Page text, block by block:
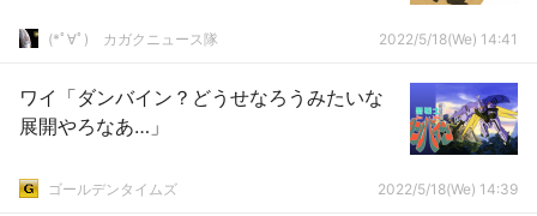
(*ﾟ∀ﾟ)ゞカガクニュース隊 2022/5/18(We) 14:41
ワイ「ダンバイン？どうせなろうみたいな
展開やろなあ…」
ゴールデンタイムズ 2022/5/18(We) 14:39